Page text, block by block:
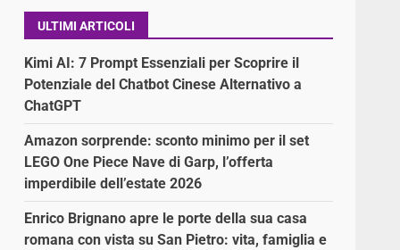
ULTIMI ARTICOLI
Kimi AI: 7 Prompt Essenziali per Scoprire il
Potenziale del Chatbot Cinese Alternativo a
ChatGPT
Amazon sorprende: sconto minimo per il set
LEGO One Piece Nave di Garp, l’offerta
imperdibile dell’estate 2026
Enrico Brignano apre le porte della sua casa
romana con vista su San Pietro: vita, famiglia e